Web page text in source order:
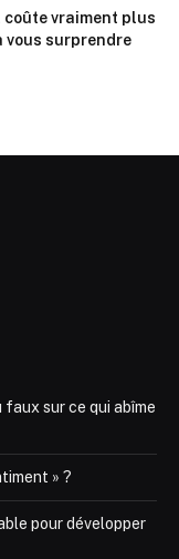
coûte vraiment plus
vous surprendre
sur ce qui abîme
» ?
pour développer